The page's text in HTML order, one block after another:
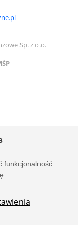
funkcjonalność
Sp. z o.o.